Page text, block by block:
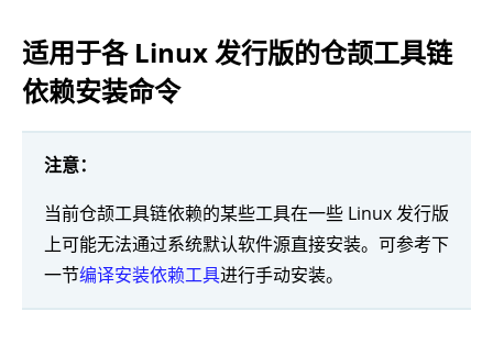
适用于各 Linux 发行版的仓颉工具链
依赖安装命令
注意：
当前仓颉工具链依赖的某些工具在一些 Linux 发行版
上可能无法通过系统默认软件源直接安装。可参考下
一节编译安装依赖工具进行手动安装。